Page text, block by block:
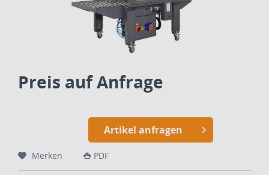
Preis auf Anfrage
Artikel anfragen
Merken PDF